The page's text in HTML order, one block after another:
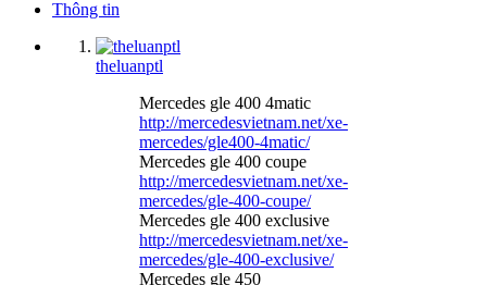
Thông tin
theluanptl
Mercedes gle 400 4matic
http://mercedesvietnam.net/xe-
mercedes/gle400-4matic/
Mercedes gle 400 coupe
http://mercedesvietnam.net/xe-
mercedes/gle-400-coupe/
Mercedes gle 400 exclusive
http://mercedesvietnam.net/xe-
mercedes/gle-400-exclusive/
Mercedes gle 450